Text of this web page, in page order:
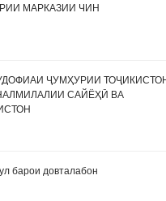
МАРКАЗИИ ЧИН
ҶУМҲУРИИ
САЙЁҲӢ ВА
барои довталабон